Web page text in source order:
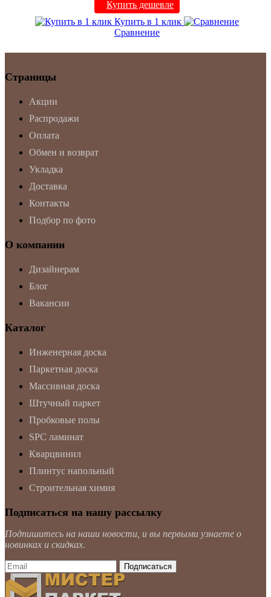
Купить дешевле
Купить в 1 клик
Сравнение
Страницы
Акции
Распродажи
Оплата
Обмен и возврат
Укладка
Доставка
Контакты
Подбор по фото
О компании
Дизайнерам
Блог
Вакансии
Каталог
Инженерная доска
Паркетная доска
Массивная доска
Штучный паркет
Пробковые полы
SPC ламинат
Кварцвинил
Плинтус напольный
Строительная химия
Подписаться на нашу рассылку
Подпишитесь на наши новости, и вы первыми узнаете о
новинках и скидках.